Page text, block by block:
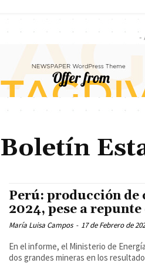
-
Boletín
Perú: producción de
2024, pese a
María Luisa Campos - 17 de Febrero de
En el informe, el Ministerio de
dos grandes mineras en los